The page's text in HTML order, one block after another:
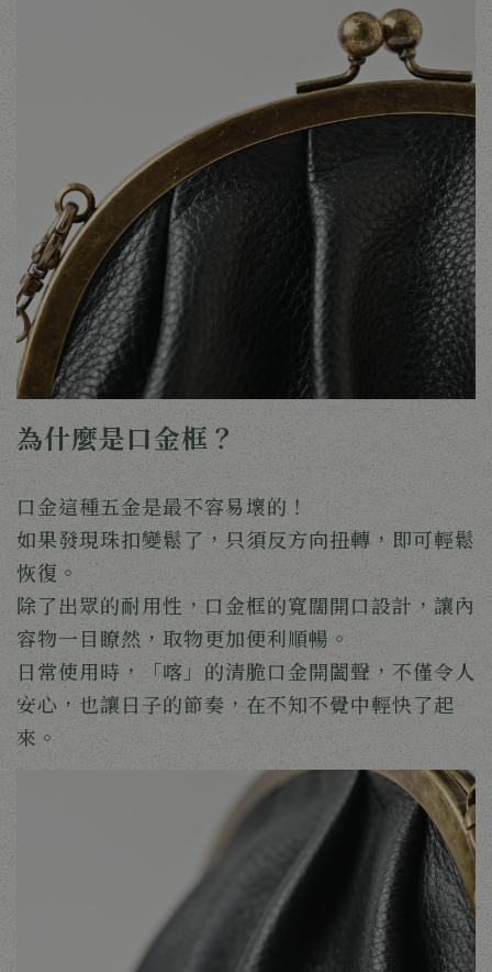
為什麼是口金框？
口金這種五金是最不容易壞的！
如果發現珠扣變鬆了，只須反方向扭轉，即可輕鬆
恢復。
除了出眾的耐用性，口金框的寬闊開口設計，讓內
容物一目瞭然，取物更加便利順暢。
日常使用時，「喀」的清脆口金開闔聲，不僅令人
安心，也讓日子的節奏，在不知不覺中輕快了起
來。